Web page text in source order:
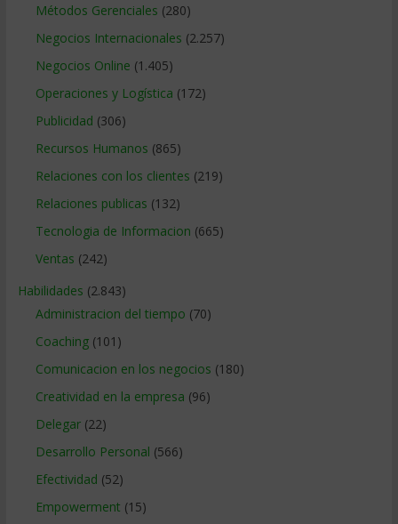
Métodos Gerenciales (280)
Negocios Internacionales (2.257)
Negocios Online (1.405)
Operaciones y Logística (172)
Publicidad (306)
Recursos Humanos (865)
Relaciones con los clientes (219)
Relaciones publicas (132)
Tecnologia de Informacion (665)
Ventas (242)
Habilidades (2.843)
Administracion del tiempo (70)
Coaching(101)
Comunicacion en los negocios (180)
Creatividad en la empresa (96)
Delegar(22)
Desarrollo Personal (566)
Efectividad (52)
Empowerment (15)